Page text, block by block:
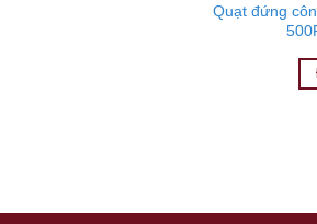
Quạt đứng